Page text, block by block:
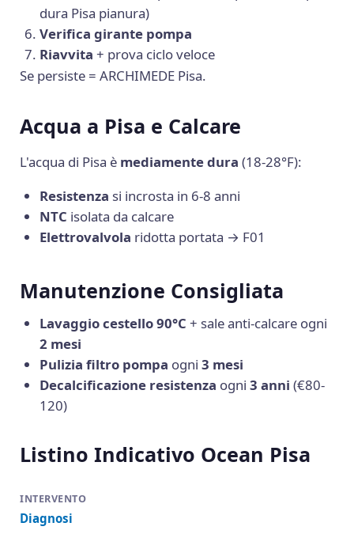
dura Pisa pianura)
Verifica girante pompa
Riavvita + prova ciclo veloce
Se persiste = ARCHIMEDE Pisa.
Acqua a Pisa e Calcare
L'acqua di Pisa è mediamente dura (18-28°F):
Resistenza si incrosta in 6-8 anni
NTC isolata da calcare
Elettrovalvola ridotta portata → F01
Manutenzione Consigliata
Lavaggio cestello 90°C + sale anti-calcare ogni
2 mesi
Pulizia filtro pompa ogni3 mesi
Decalcificazione resistenza ogni3 anni (€80-
120)
Listino Indicativo Ocean Pisa
Diagnosi